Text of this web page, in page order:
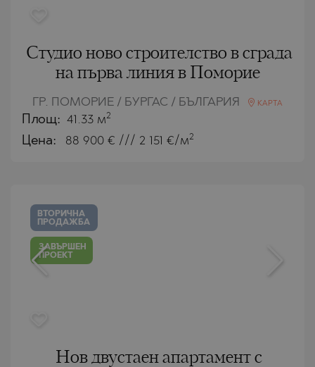
Студио ново строителство в сграда
на първа линия в Поморие
ГР. ПОМОРИЕ / БУРГАС / БЪЛГАРИЯ КАРТА
Площ: 41.33 м2
Цена: 88 900 € /// 2 151 €/м2
ВТОРИЧНА
ПРОДАЖБА
ЗАВЪРШЕН
ПРОЕКТ
Нов двустаен апартамент с